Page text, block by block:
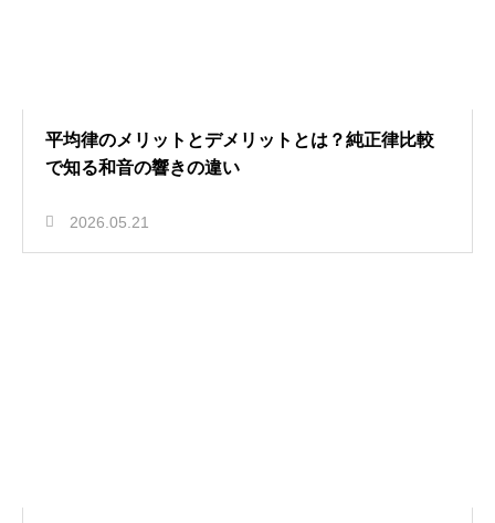
平均律のメリットとデメリットとは？純正律比較
で知る和音の響きの違い
2026.05.21